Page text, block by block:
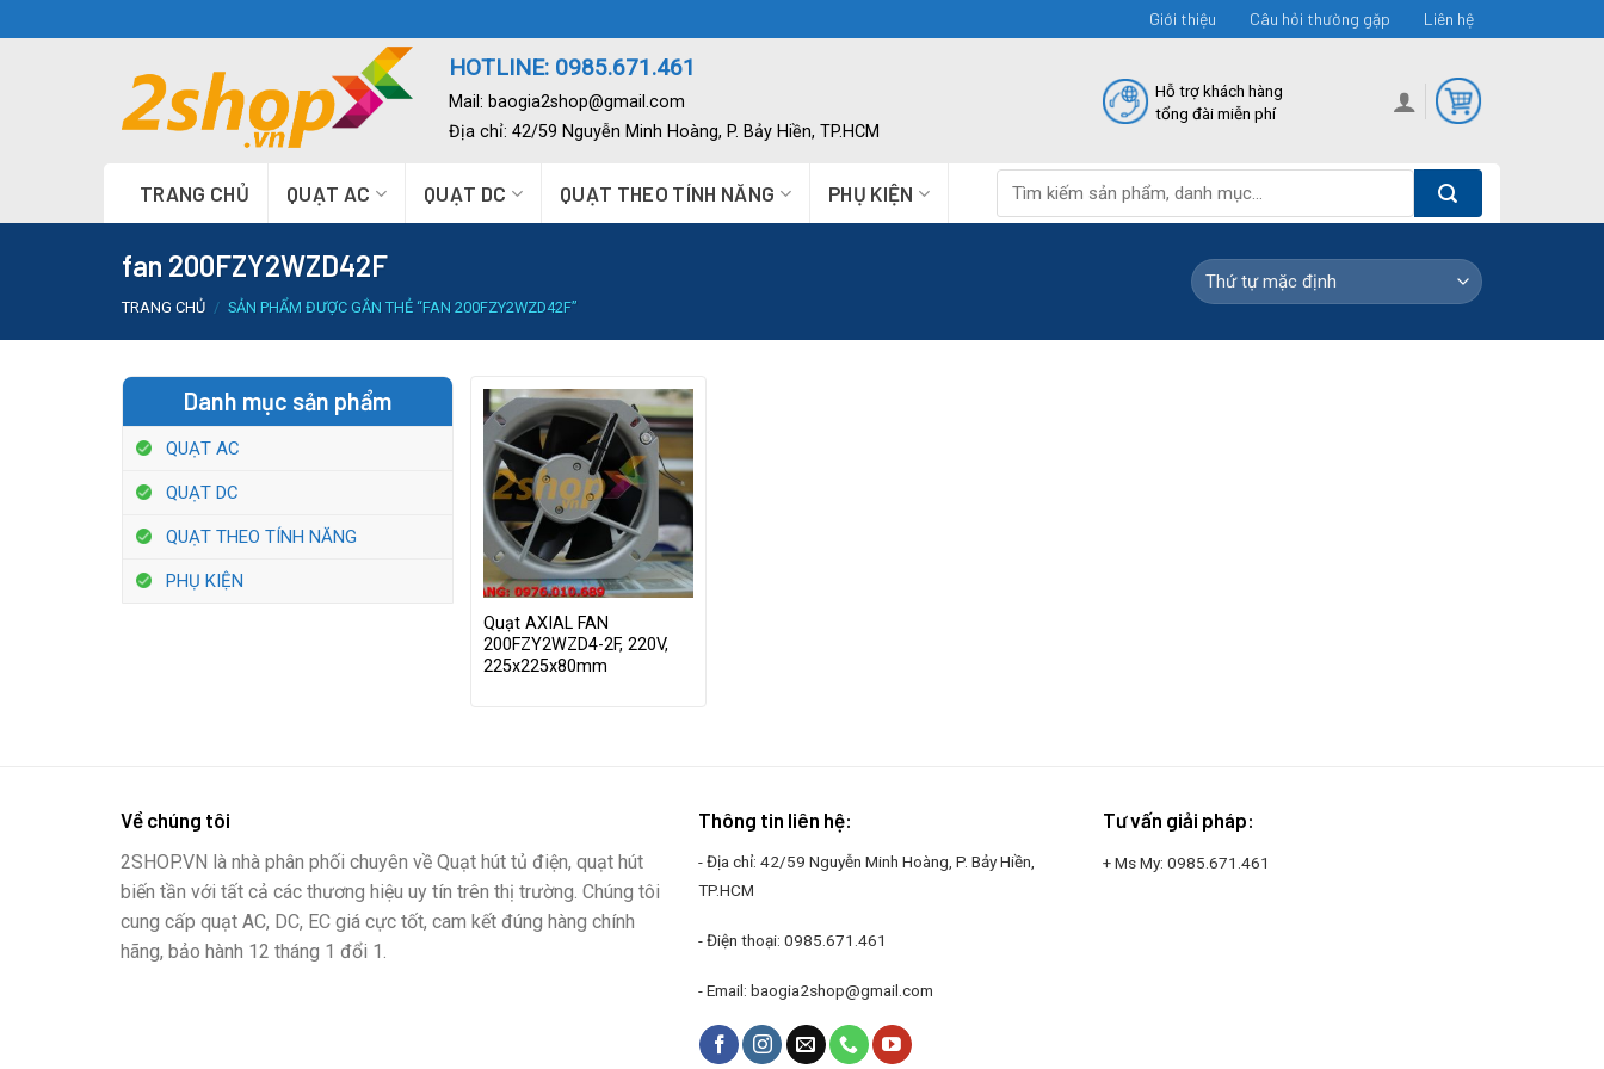
to
Giới thiệu Câu hỏi thường gặp Liên hệ
HOTLINE: 0985.671.461
Mail: baogia2shop@gmail.com
Địa chỉ: 42/59 Nguyễn Minh Hoàng, P. Bảy Hiền, TP.HCM
Hỗ trợ khách hàng
tổng đài miễn phí
TRANG CHỦ QUẠT AC QUẠT DC QUẠT THEO TÍNH NĂNG PHỤ KIỆN
kiếm:
fan 200FZY2WZD42F
TRANG CHỦ / SẢN PHẨM ĐƯỢC GẮN THẺ “FAN 200FZY2WZD42F”
Danh mục sản phẩm
QUẠT AC
QUẠT DC
QUẠT THEO TÍNH NĂNG
PHỤ KIỆN
Quạt AXIAL FAN
200FZY2WZD4-2F, 220V,
225x225x80mm
Về chúng tôi
2SHOP.VN là nhà phân phối chuyên về Quạt hút tủ điện, quạt hút
biến tần với tất cả các thương hiệu uy tín trên thị trường. Chúng tôi
cung cấp quạt AC, DC, EC giá cực tốt, cam kết đúng hàng chính
hãng, bảo hành 12 tháng 1 đổi 1.
Thông tin liên hệ:
- Địa chỉ: 42/59 Nguyễn Minh Hoàng, P. Bảy Hiền,
TP.HCM
- Điện thoại: 0985.671.461
- Email: baogia2shop@gmail.com
Tư vấn giải pháp:
+ Ms My: 0985.671.461